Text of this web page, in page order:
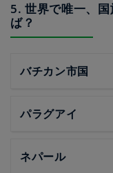
5. 世界で唯一、
ば？
バチカン市国
パラグアイ
ネパール